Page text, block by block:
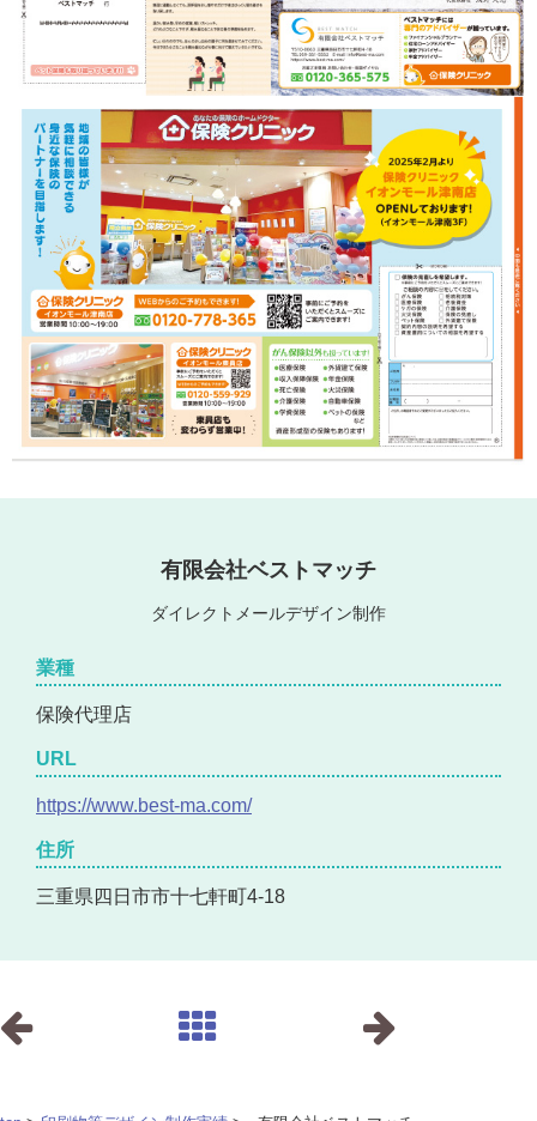
有限会社ベストマッチ
ダイレクトメールデザイン制作
業種
保険代理店
URL
https://www.best-ma.com/
住所
三重県四日市市十七軒町4-18